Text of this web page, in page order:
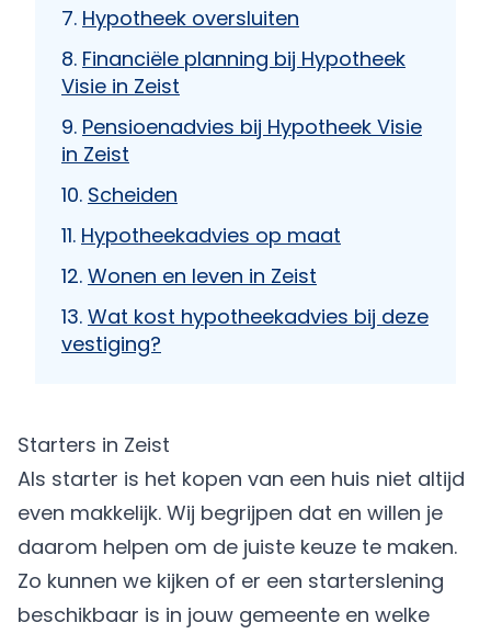
Hypotheek oversluiten
Financiële planning bij Hypotheek
Visie in Zeist
Pensioenadvies bij Hypotheek Visie
in Zeist
Scheiden
Hypotheekadvies op maat
Wonen en leven in Zeist
Wat kost hypotheekadvies bij deze
vestiging?
Starters in Zeist
Als starter is het kopen van een huis niet altijd
even makkelijk. Wij begrijpen dat en willen je
daarom helpen om de juiste keuze te maken.
Zo kunnen we kijken of er een starterslening
beschikbaar is in jouw gemeente en welke